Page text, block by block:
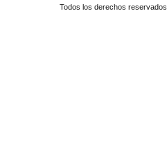
Todos los derechos reservados